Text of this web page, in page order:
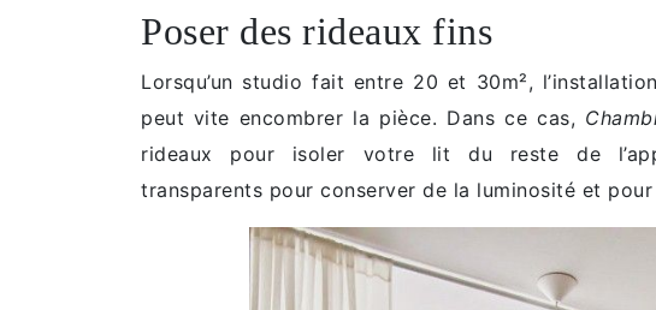
Poser des rideaux fins
Lorsqu’un studio fait entre 20 et 30m²,
peut vite encombrer la pièce. Dans ce cas,
rideaux pour isoler votre lit du reste de
transparents pour conserver de la luminosité et